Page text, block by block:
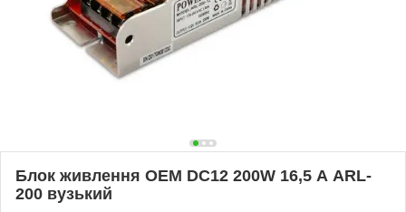
Блок живлення OEM DC12 200W 16,5 А ARL-
200 вузький